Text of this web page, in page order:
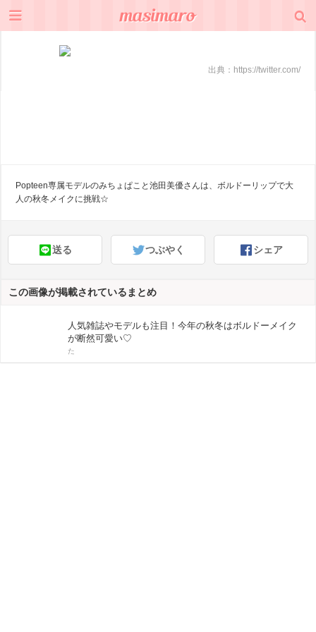
出典： https://twitter.com/
Popteen専属モデルのみちょぱこと池田美優さんは、ボルドーリップで大
人の秋冬メイクに挑戦☆
送る つぶやく シェア
この画像が掲載されているまとめ
人気雑誌やモデルも注目！今年の秋冬はボルドーメイク
が断然可愛い♡
た